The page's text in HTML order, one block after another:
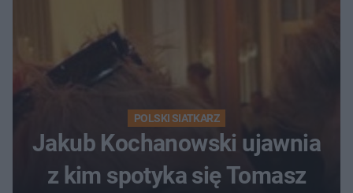
POLSKI SIATKARZ
Jakub Kochanowski ujawnia
z kim spotyka się Tomasz